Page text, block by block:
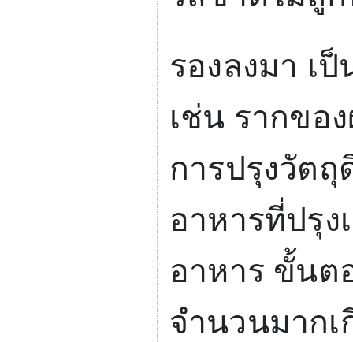
รองลงมา เ
เช่น รากขอ
การปรุงวัตถุ
อาหารที่ปรุง
อาหาร ขั้นต
จำนวนมากเ